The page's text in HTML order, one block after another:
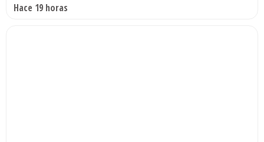
Hace 19 horas